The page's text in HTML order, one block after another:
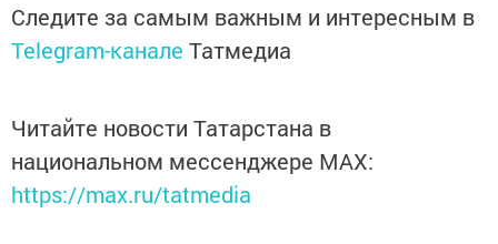
Следите за самым важным и интересным в
Telegram-канале Татмедиа
Читайте новости Татарстана в
национальном мессенджере MАХ:
https://max.ru/tatmedia